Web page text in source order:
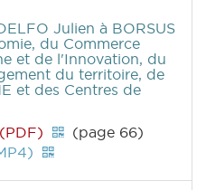
Julien à BORSUS
du Commerce
et de l'Innovation, du
du territoire, de
et des Centres de
(page 66)